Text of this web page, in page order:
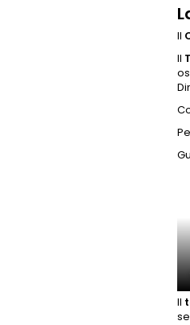
Il
Il
Il